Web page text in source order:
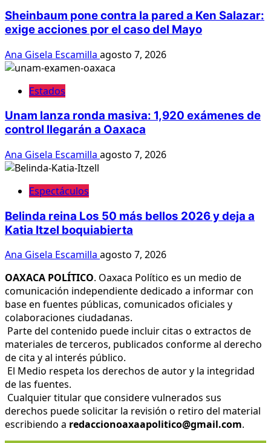
Sheinbaum pone contra la pared a Ken Salazar:
exige acciones por el caso del Mayo
Ana Gisela Escamilla agosto 7, 2026
Estados
Unam lanza ronda masiva: 1,920 exámenes de
control llegarán a Oaxaca
Ana Gisela Escamilla agosto 7, 2026
Espectáculos
Belinda reina Los 50 más bellos 2026 y deja a
Katia Itzel boquiabierta
Ana Gisela Escamilla agosto 7, 2026
OAXACA POLÍTICO. Oaxaca Político es un medio de
comunicación independiente dedicado a informar con
base en fuentes públicas, comunicados oficiales y
colaboraciones ciudadanas.
Parte del contenido puede incluir citas o extractos de
materiales de terceros, publicados conforme al derecho
de cita y al interés público.
El Medio respeta los derechos de autor y la integridad
de las fuentes.
Cualquier titular que considere vulnerados sus
derechos puede solicitar la revisión o retiro del material
escribiendo a redaccionoaxaapolitico@gmail.com.